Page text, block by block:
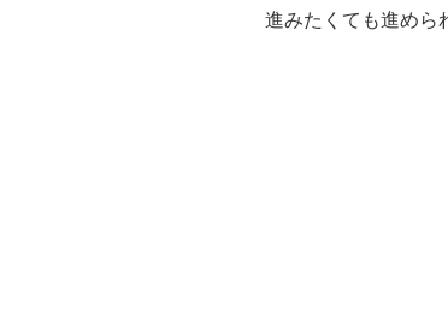
進みたくても進めら